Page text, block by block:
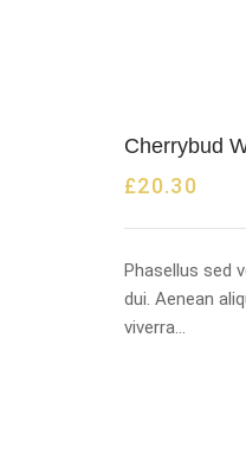
Cherrybud
£20.30
Phasellus sed
dui. Aenean
viverra…